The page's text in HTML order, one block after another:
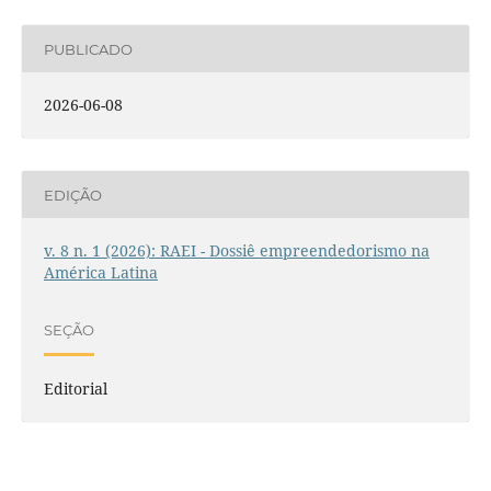
PUBLICADO
2026-06-08
EDIÇÃO
v. 8 n. 1 (2026): RAEI - Dossiê empreendedorismo na
América Latina
SEÇÃO
Editorial